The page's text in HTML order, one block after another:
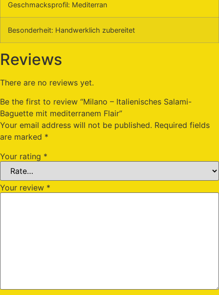
Geschmacksprofil: Mediterran
Besonderheit: Handwerklich zubereitet
Reviews
There are no reviews yet.
Be the first to review “Milano – Italienisches Salami-
Baguette mit mediterranem Flair”
Your email address will not be published. Required fields
are marked *
Your rating *
Your review *